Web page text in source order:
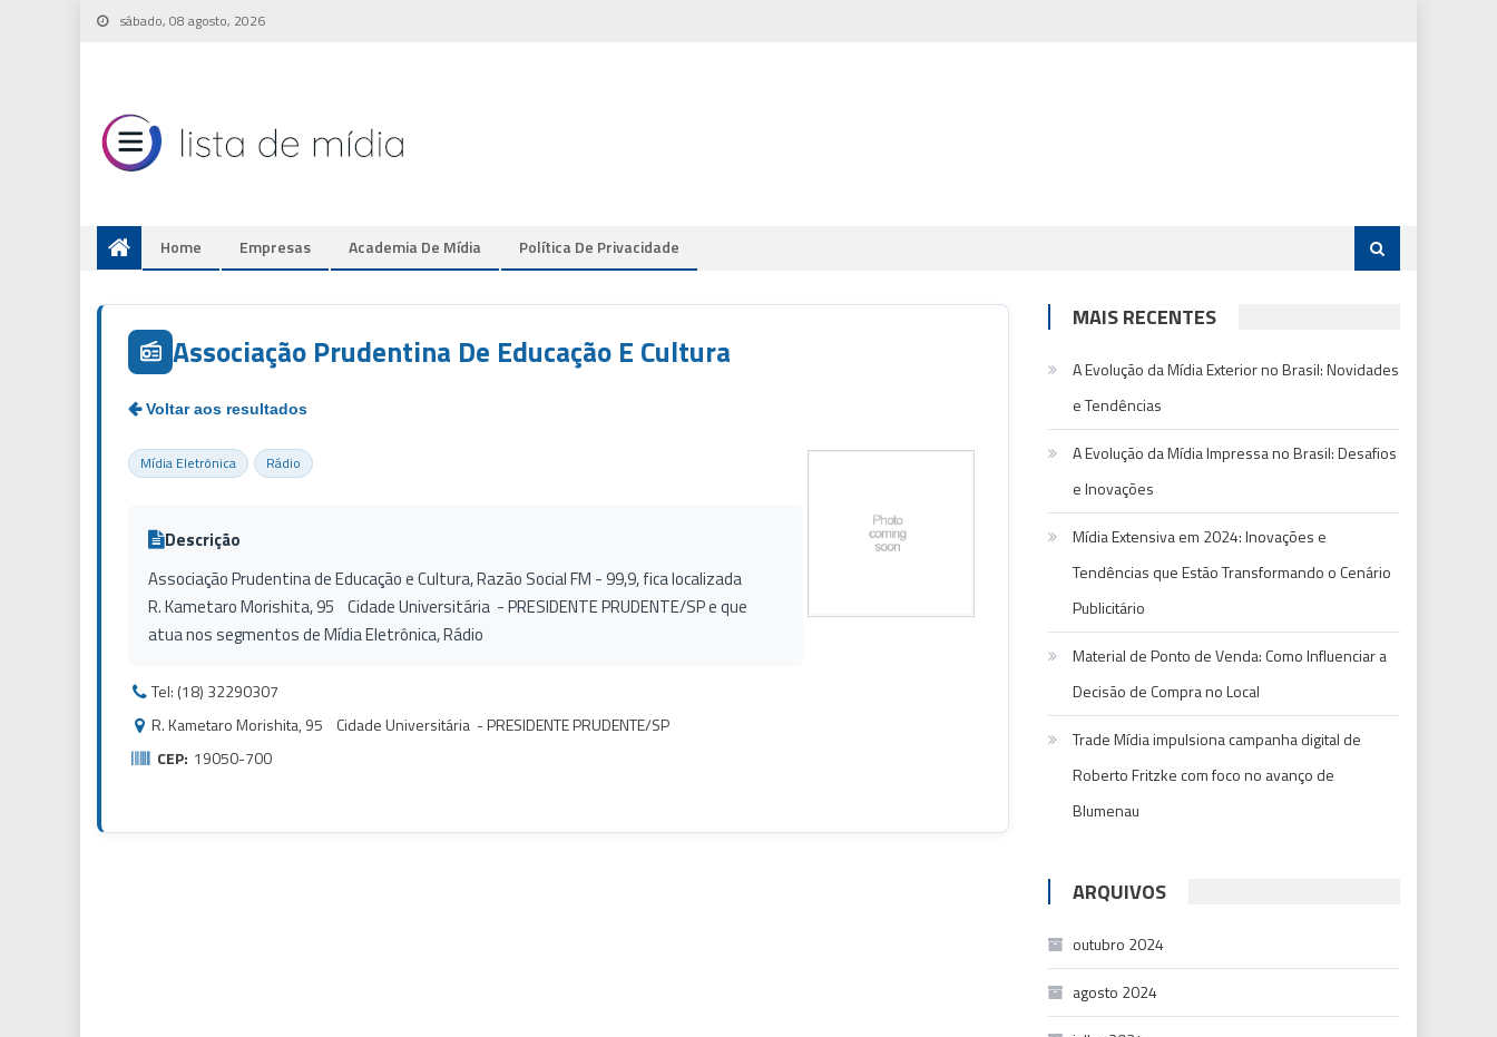
Skip sábado, 08 agosto, 2026
Home Empresas Academia De Mídia Política De Privacidade
Associação Prudentina De Educação E Cultura
Mídia Eletrônica Rádio
Descrição
Associação Prudentina de Educação e Cultura, Razão Social FM - 99,9, fica localizada
R. Kametaro Morishita, 95 Cidade Universitária - PRESIDENTE PRUDENTE/SP e que
atua nos segmentos de Mídia Eletrônica, Rádio
Tel: (18) 32290307
R. Kametaro Morishita, 95 Cidade Universitária - PRESIDENTE PRUDENTE/SP
CEP: 19050-700
MAIS RECENTES
A Evolução da Mídia Exterior no Brasil: Novidades
e Tendências
A Evolução da Mídia Impressa no Brasil: Desafios
e Inovações
Mídia Extensiva em 2024: Inovações e
Tendências que Estão Transformando o Cenário
Publicitário
Material de Ponto de Venda: Como Influenciar a
Decisão de Compra no Local
Trade Mídia impulsiona campanha digital de
Roberto Fritzke com foco no avanço de
Blumenau
ARQUIVOS
outubro 2024
agosto 2024